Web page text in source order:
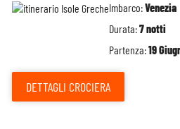
Imbarco:Venezia
Durata:7 notti
Partenza:19
DETTAGLI CROCIERA